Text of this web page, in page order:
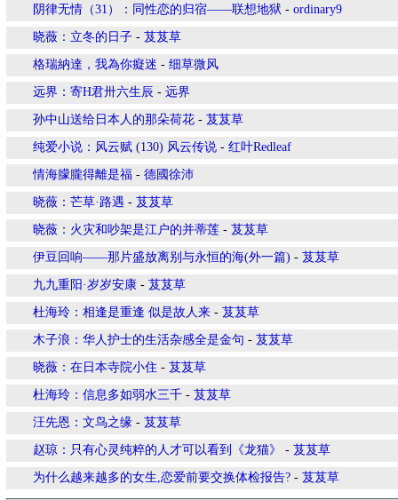
阴律无情（31）：同性恋的归宿——联想地狱 - ordinary9
晓薇：立冬的日子 - 芨芨草
格瑞納達，我為你癡迷 - 细草微风
远界：寄H君卅六生辰 - 远界
孙中山送给日本人的那朵荷花 - 芨芨草
纯爱小说：风云赋 (130) 风云传说 - 红叶Redleaf
情海朦朧得離是福 - 德國徐沛
晓薇：芒草·路遇 - 芨芨草
晓薇：火灾和吵架是江户的并蒂莲 - 芨芨草
伊豆回响——那片盛放离别与永恒的海(外一篇) - 芨芨草
九九重阳·岁岁安康 - 芨芨草
杜海玲：相逢是重逢 似是故人来 - 芨芨草
木子浪：华人护士的生活杂感全是金句 - 芨芨草
晓薇：在日本寺院小住 - 芨芨草
杜海玲：信息多如弱水三千 - 芨芨草
汪先恩：文鸟之缘 - 芨芨草
赵琼：只有心灵纯粹的人才可以看到《龙猫》 - 芨芨草
为什么越来越多的女生,恋爱前要交换体检报告? - 芨芨草